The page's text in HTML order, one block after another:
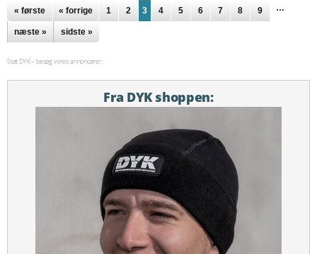
Sider
« første « forrige 1 2 3 4 5 6 7 8 9 …
næste » sidste »
Støt DYK – besøg vores annoncører:
Fra DYK shoppen: